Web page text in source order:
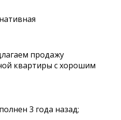
продажу
квартиры с хорошим
3 года назад;